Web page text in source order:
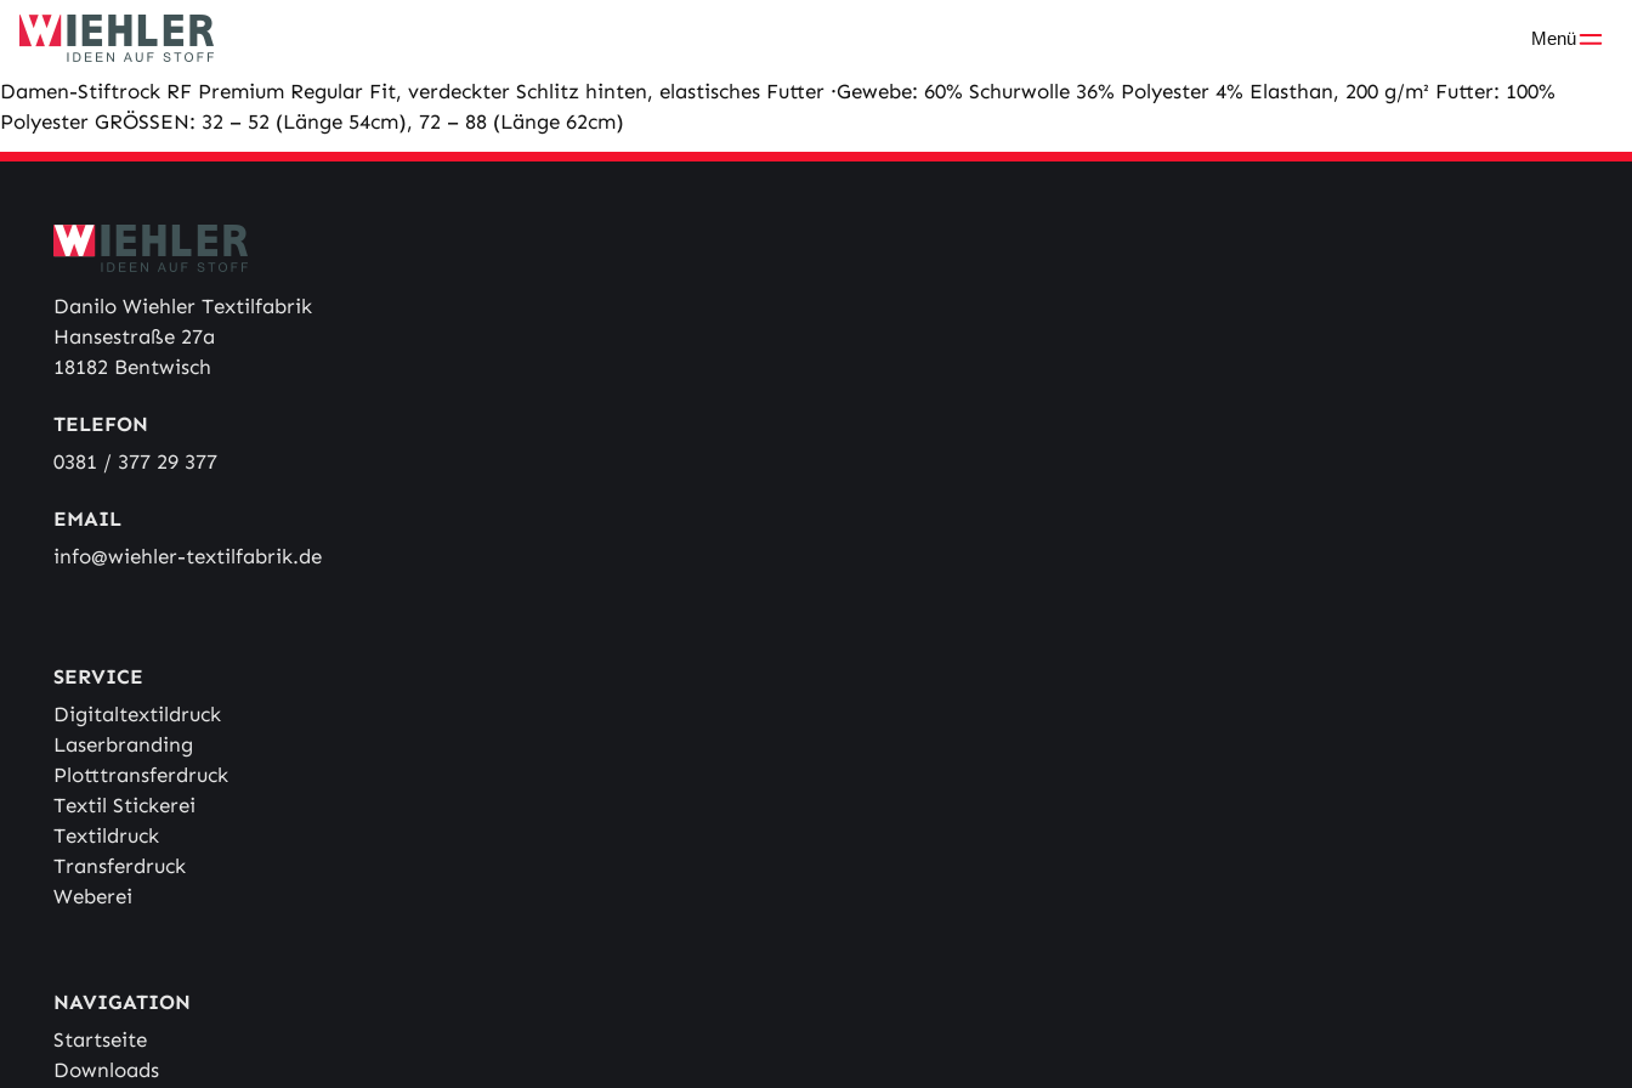
Skip
Menü
Damen-Stiftrock RF Premium Regular Fit, verdeckter Schlitz hinten, elastisches Futter ·Gewebe: 60% Schurwolle 36% Polyester 4% Elasthan, 200 g/m² Futter: 100%
Polyester GRÖSSEN: 32 – 52 (Länge 54cm), 72 – 88 (Länge 62cm)
Danilo Wiehler Textilfabrik
Hansestraße 27a
18182 Bentwisch
TELEFON
0381 / 377 29 377
EMAIL
info@wiehler-textilfabrik.de
SERVICE
Digitaltextildruck
Laserbranding
Plotttransferdruck
Textil Stickerei
Textildruck
Transferdruck
Weberei
NAVIGATION
Startseite
Downloads